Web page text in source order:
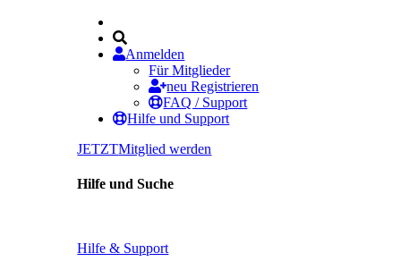
Anmelden
Für Mitglieder
neu Registrieren
FAQ / Support
Hilfe und Support
JETZTMitglied werden
Hilfe und Suche
Hilfe & Support